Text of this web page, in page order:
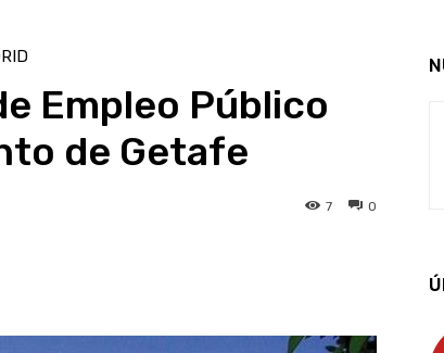
Empleo Público
de Getafe
0
7